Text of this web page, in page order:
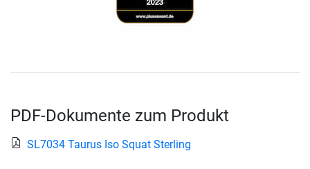
PDF-Dokumente zum Produkt
SL7034 Taurus Iso Squat Sterling